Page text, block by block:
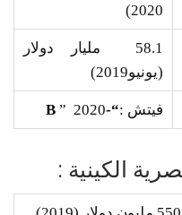
2020)
58.1 مليار دولار
(يونيو2019)
فيتش :“-B
” 2020
الكينية :